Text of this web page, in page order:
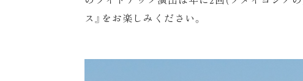
ス』をお楽しみください。